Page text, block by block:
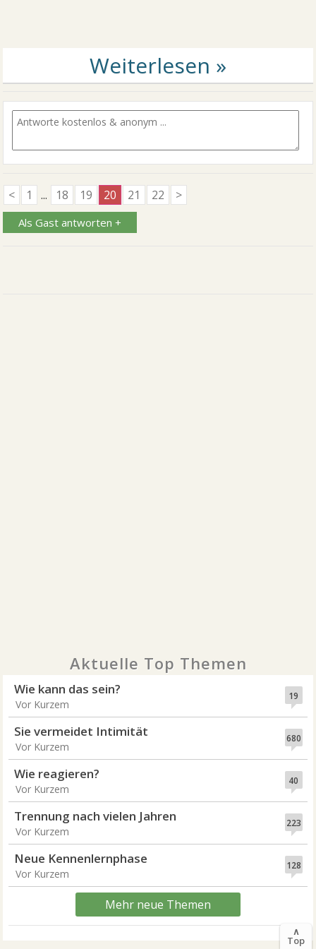
< 1 ... 18 19 20 21 22 >
Als Gast antworten +
Aktuelle Top Themen
19
Wie kann das sein?
Vor Kurzem
680
Sie vermeidet Intimität
Vor Kurzem
40
Wie reagieren?
Vor Kurzem
223
Trennung nach vielen Jahren
Vor Kurzem
128
Neue Kennenlernphase
Vor Kurzem
Mehr neue Themen
∧
Top